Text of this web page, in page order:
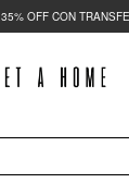
OFF CON